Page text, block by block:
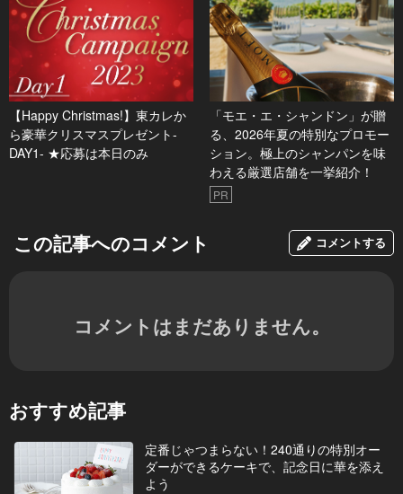
【Happy Christmas!】東カレか
ら豪華クリスマスプレゼント-
DAY1- ★応募は本日のみ
「モエ・エ・シャンドン」が贈
る、2026年夏の特別なプロモー
ション。極上のシャンパンを味
わえる厳選店舗を一挙紹介！
PR
この記事へのコメント コメントする
コメントはまだありません。
おすすめ記事
定番じゃつまらない！240通りの特別オー
ダーができるケーキで、記念日に華を添え
よう